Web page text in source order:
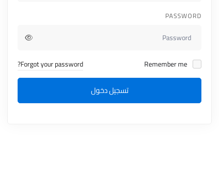
PASSWORD
Forgot your password?
تسجيل دخول